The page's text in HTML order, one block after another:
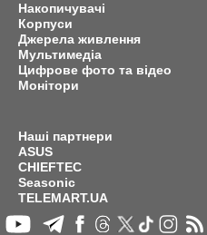
Накопичувачі
Корпуси
Джерела живлення
Мультимедіа
Цифрове фото та відео
Монітори
Наші партнери
ASUS
CHIEFTEC
Seasonic
TELEMART.UA